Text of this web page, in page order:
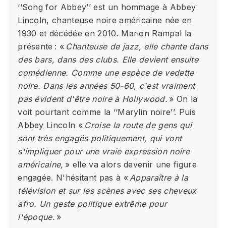
‘‘Song for Abbey’’ est un hommage à Abbey
Lincoln, chanteuse noire américaine née en
1930 et décédée en 2010. Marion Rampal la
présente : « Chanteuse de jazz, elle chante dans
des bars, dans des clubs. Elle devient ensuite
comédienne. Comme une espèce de vedette
noire. Dans les années 50-60, c'est vraiment
pas évident d'être noire à Hollywood. » On la
voit pourtant comme la ‘‘Marylin noire’’. Puis
Abbey Lincoln « Croise la route de gens qui
sont très engagés politiquement, qui vont
s'impliquer pour une vraie expression noire
américaine, » elle va alors devenir une figure
engagée. N'hésitant pas à « Apparaître à la
télévision et sur les scènes avec ses cheveux
afro. Un geste politique extrême pour
l'époque. »